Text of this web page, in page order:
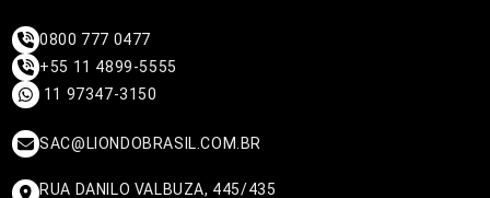
0800 777 0477
+55 11 4899-5555
11 97347-3150
SAC@LIONDOBRASIL.COM.BR
RUA DANILO VALBUZA, 445/435